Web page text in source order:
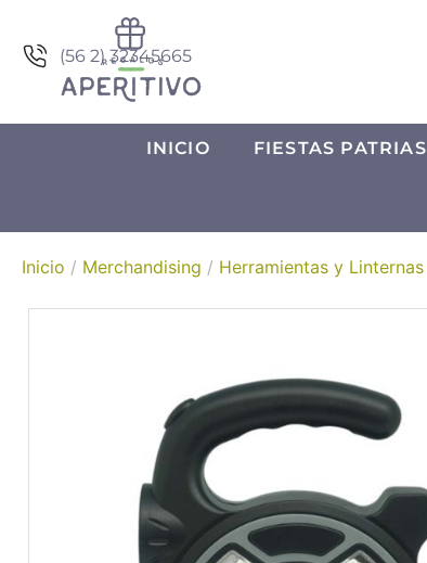
(56 2) 32345665
INICIO FIESTAS PATRIAS
Inicio / Merchandising / Herramientas y Linternas